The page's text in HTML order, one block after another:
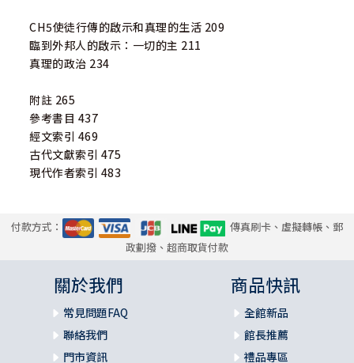
CH5使徒行傳的啟示和真理的生活 209
臨到外邦人的啟示：一切的主 211
真理的政治 234
附註 265
參考書目 437
經文索引 469
古代文獻索引 475
現代作者索引 483
付款方式：
傳真刷卡、虛擬轉帳、郵
政劃撥、超商取貨付款
關於我們
常見問題FAQ
聯絡我們
門市資訊
商品快訊
全館新品
館長推薦
禮品專區